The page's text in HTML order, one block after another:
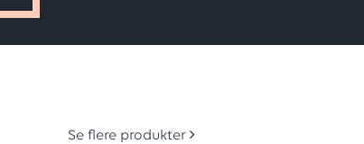
Se flere produkter